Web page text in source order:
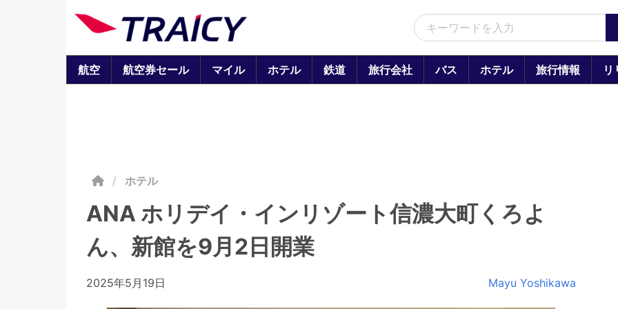
航空 航空券セール マイル ホテル 鉄道 旅行会社 バス ホテル 旅行情報 リ
/ ホテル
ANA ホリデイ・インリゾート信濃大町くろよ
ん、新館を9月2日開業
2025年5月19日 Mayu Yoshikawa